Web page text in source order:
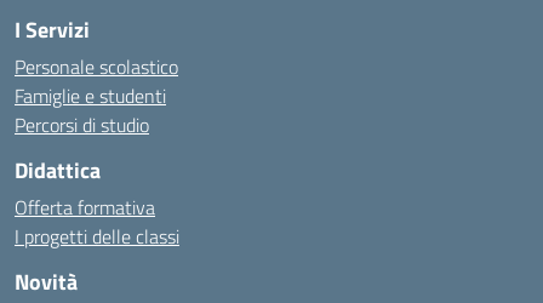
I Servizi
Personale scolastico
Famiglie e studenti
Percorsi di studio
Didattica
Offerta formativa
I progetti delle classi
Novità